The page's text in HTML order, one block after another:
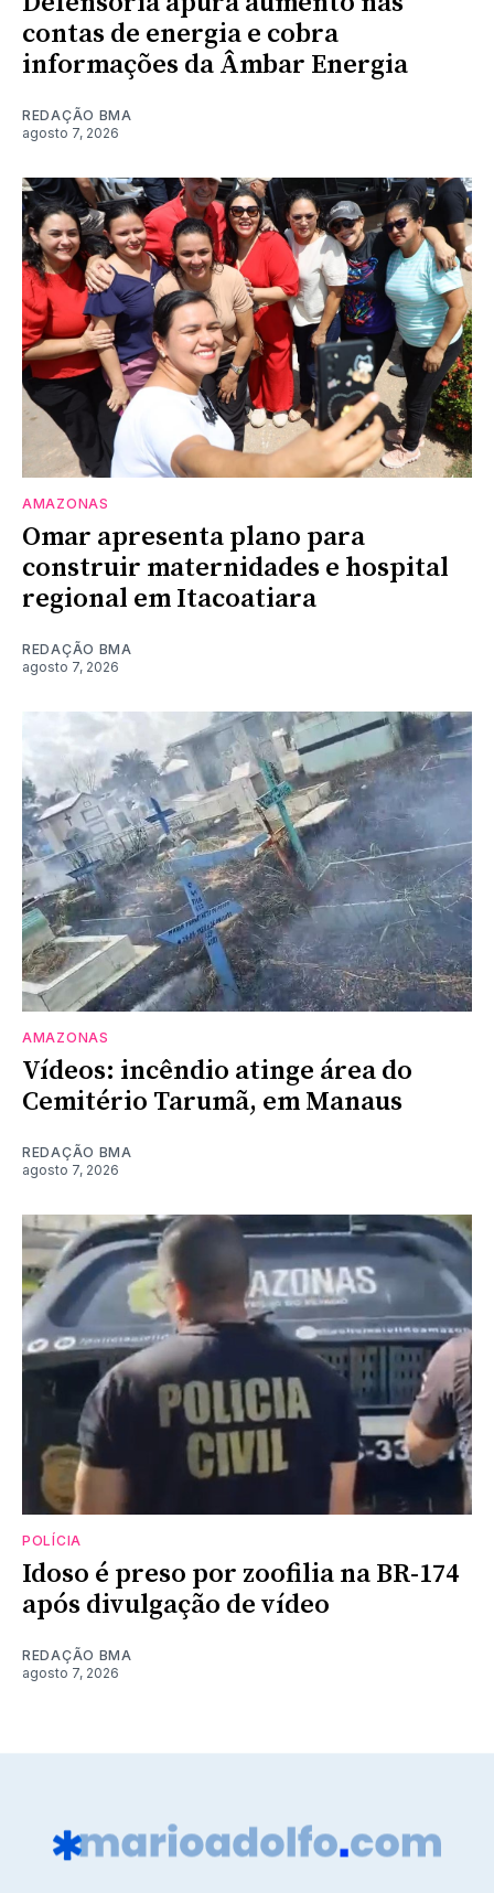
contas de energia e cobra
informações da Âmbar Energia
REDAÇÃO BMA
agosto 7, 2026
AMAZONAS
Omar apresenta plano para
construir maternidades e hospital
regional em Itacoatiara
REDAÇÃO BMA
agosto 7, 2026
AMAZONAS
Vídeos: incêndio atinge área do
Cemitério Tarumã, em Manaus
REDAÇÃO BMA
agosto 7, 2026
POLÍCIA
Idoso é preso por zoofilia na BR-174
após divulgação de vídeo
REDAÇÃO BMA
agosto 7, 2026